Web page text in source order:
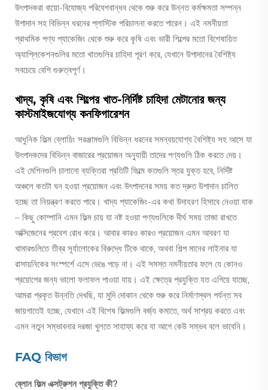
উৎপাদকরা বায়ো-বিযোজ্য পরিবেশবান্ধব থেকে শুরু করে উন্নত কর্মক্ষমতা সম্পন্ন
উপাদান সহ বিভিন্ন ধরনের প্লাস্টিক পরিচালনা করতে পারেন। এই নমনীয়তা
প্রাথমিক পণ্য প্যাকেজিং থেকে শুরু করে কৃষি এবং ভারী শিল্পের মতো বিশেষায়িত
অ্যাপ্লিকেশনগুলির মতো খাতগুলির চাহিদা পূরণ করে, যেখানে উপাদানের বৈশিষ্ট্য
সবচেয়ে বেশি গুরুত্বপূর্ণ।
খাদ্য, কৃষি এবং শিল্পের খাত-নির্দিষ্ট চাহিদা মেটানোর জন্য
কাস্টমাইজযোগ্য কনফিগারেশন
আধুনিক ফিল্ম ব্লোয়িং সরঞ্জামগুলি বিভিন্ন ধরনের সমন্বয়যোগ্য বৈশিষ্ট্য সহ আসে যা
উৎপাদকদের বিভিন্ন বাজারের প্রয়োজন অনুযায়ী তাদের পণ্যগুলি ঠিক করতে দেয়।
এই মেশিনগুলি চালানো ব্যক্তিরা প্রতিটি ফিল্মে কতগুলি স্তর যুক্ত হবে, নির্দিষ্ট
অঞ্চলে কতটা ঘন হওয়া প্রয়োজন এবং উৎপাদনের সময় কত দ্রুত উপাদান চালিত
হচ্ছে তা নিয়ন্ত্রণ করতে পারে। খাদ্য প্যাকেজিং-এর কথা উদাহরণ হিসাবে নেওয়া যাক
– কিছু কোম্পানি এমন ফিল্ম চায় যা নষ্ট হওয়া পণ্যগুলিকে দীর্ঘ সময় তাজা রাখতে
অক্সিজেনের প্রবেশ রোধ করে। আবার কারও কারও প্রয়োজন এমন আবরণ যা
খামারগুলিতে তীব্র সূর্যালোকের বিরুদ্ধে টিকে থাকে, অথবা শিল্প মানের লাইনার যা
রাসায়নিকের সংস্পর্শে এসে ভেঙে পড়ে না। এই সমস্ত নমনীয়তার ফলে যে কোনও
প্রয়োগের জন্য ভালো ফলাফল পাওয়া যায়। এই ক্ষেত্রে প্রযুক্তি যত এগিয়ে যাচ্ছে,
আমরা প্রকৃত উন্নতি দেখছি, যা মুদি দোকান থেকে শুরু করে নির্মাণস্থল পর্যন্ত সব
জায়গাতেই হচ্ছে, যেখানে এই বিশেষ ফিল্মগুলি বর্জ্য কমাতে, অর্থ সাশ্রয় করতে এবং
এমন নতুন সম্ভাবনার দরজা খুলতে সাহায্য করে যা আগে কেউ সম্ভব বলে ভাবেনি।
FAQ বিভাগ
ব্লোন ফিল্ম এক্সট্রুশন প্রযুক্তি কী?